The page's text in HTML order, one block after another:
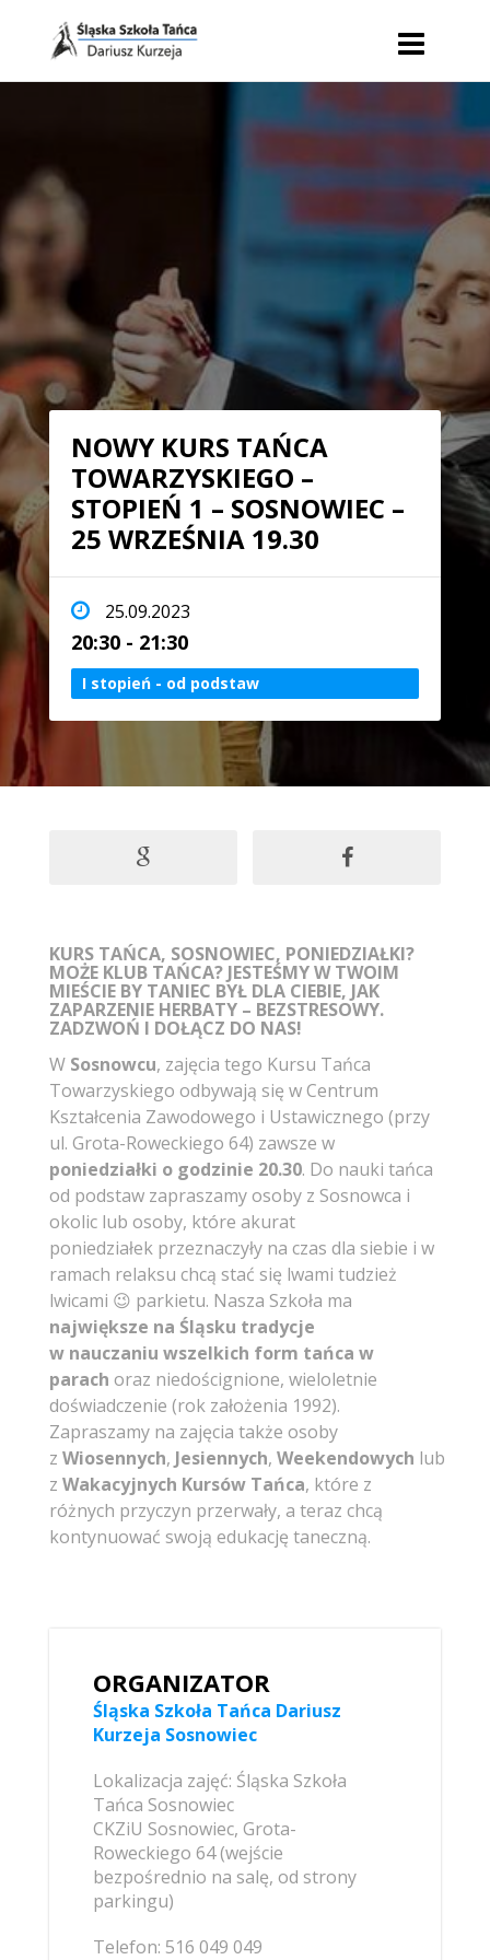
NOWY KURS TAŃCA
TOWARZYSKIEGO –
STOPIEŃ 1 – SOSNOWIEC –
25 WRZEŚNIA 19.30
25.09.2023
20:30 - 21:30
I stopień - od podstaw
KURS TAŃCA, SOSNOWIEC, PONIEDZIAŁKI?
MOŻE KLUB TAŃCA? JESTEŚMY W TWOIM
MIEŚCIE BY TANIEC BYŁ DLA CIEBIE, JAK
ZAPARZENIE HERBATY – BEZSTRESOWY.
ZADZWOŃ I DOŁĄCZ DO NAS!
W Sosnowcu, zajęcia tego Kursu Tańca
Towarzyskiego odbywają się w Centrum
Kształcenia Zawodowego i Ustawicznego (przy
ul. Grota-Roweckiego 64) zawsze w
poniedziałki o godzinie 20.30. Do nauki tańca
od podstaw zapraszamy osoby z Sosnowca i
okolic lub osoby, które akurat
poniedziałek przeznaczyły na czas dla siebie i w
ramach relaksu chcą stać się lwami tudzież
lwicami 😉 parkietu. Nasza Szkoła ma
największe na Śląsku tradycje
w nauczaniu wszelkich form tańca w
parach oraz niedoścignione, wieloletnie
doświadczenie (rok założenia 1992).
Zapraszamy na zajęcia także osoby
z Wiosennych, Jesiennych, Weekendowych lub
z Wakacyjnych Kursów Tańca, które z
różnych przyczyn przerwały, a teraz chcą
kontynuować swoją edukację taneczną.
ORGANIZATOR
Śląska Szkoła Tańca Dariusz
Kurzeja Sosnowiec
Lokalizacja zajęć: Śląska Szkoła
Tańca Sosnowiec
CKZiU Sosnowiec, Grota-
Roweckiego 64 (wejście
bezpośrednio na salę, od strony
parkingu)
Telefon: 516 049 049